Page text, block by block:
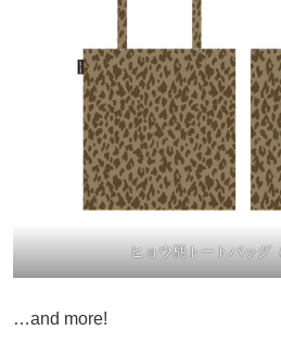
ヒョウ柄トートバッグ
…and more!